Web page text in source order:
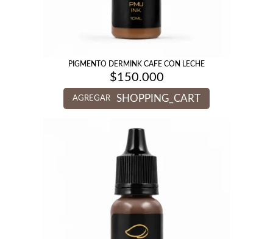
PIGMENTO DERMINK CAFE CON LECHE
$150.000
AGREGAR SHOPPING_CART